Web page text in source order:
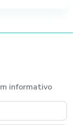
informativo